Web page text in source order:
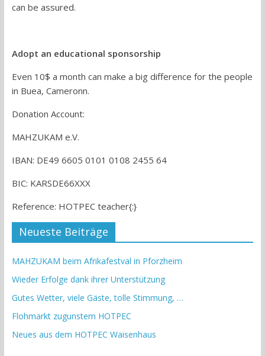
can be assured.
Adopt an educational sponsorship
Even 10$ a month can make a big difference for the people
in Buea, Cameronn.
Donation Account:
MAHZUKAM e.V.
IBAN: DE49 6605 0101 0108 2455 64
BIC: KARSDE66XXX
Reference: HOTPEC teacher{:}
Neueste Beiträge
MAHZUKAM beim Afrikafestval in Pforzheim
Wieder Erfolge dank ihrer Unterstützung
Gutes Wetter, viele Gäste, tolle Stimmung, …
Flohmarkt zugunstem HOTPEC
Neues aus dem HOTPEC Waisenhaus